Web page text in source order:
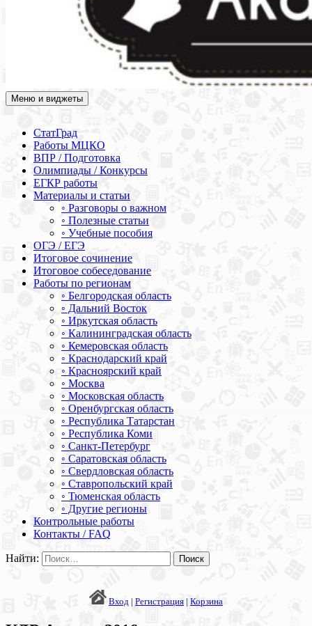
Академия СОВА
Подготовка к ЕГЭ, ОГЭ, ВПР, МЦКО, СтатГрад, КДР, ВОШ,
Меню и виджеты
СтатГрад
Работы МЦКО
ВПР / Подготовка
Олимпиады / Конкурсы
ЕГКР работы
Материалы и статьи
◦ Разговоры о важном
◦ Полезные статьи
◦ Учебные пособия
ОГЭ / ЕГЭ
Итоговое сочинение
Итоговое собеседование
Работы по регионам
◦ Белгородская область
◦ Дальний Восток
◦ Иркутская область
◦ Калининградская область
◦ Кемеровская область
◦ Краснодарский край
◦ Красноярский край
◦ Москва
◦ Московская область
◦ Оренбургская область
◦ Республика Татарстан
◦ Республика Коми
◦ Санкт-Петербург
◦ Саратовская область
◦ Свердловская область
◦ Ставропольский край
◦ Тюменская область
◦ Другие регионы
Контрольные работы
Контакты / FAQ
Найти:
Вход | Регистрация | Корзина